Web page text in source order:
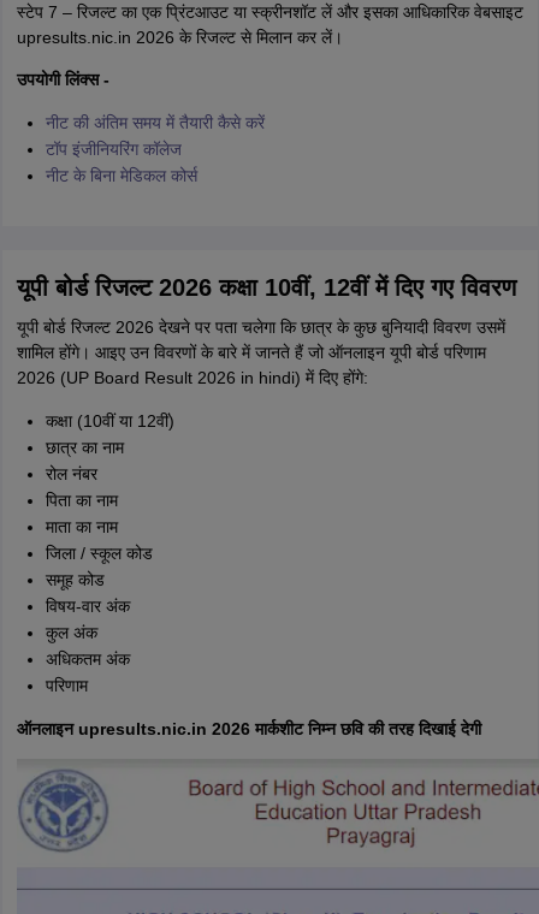
स्टेप 7 – रिजल्ट का एक प्रिंटआउट या स्क्रीनशॉट लें और इसका आधिकारिक वेबसाइट
upresults.nic.in 2026 के रिजल्ट से मिलान कर लें।
उपयोगी लिंक्स -
नीट की अंतिम समय में तैयारी कैसे करें
टॉप इंजीनियरिंग कॉलेज
नीट के बिना मेडिकल कोर्स
यूपी बोर्ड रिजल्ट 2026 कक्षा 10वीं, 12वीं में दिए गए विवरण
यूपी बोर्ड रिजल्ट 2026 देखने पर पता चलेगा कि छात्र के कुछ बुनियादी विवरण उसमें
शामिल होंगे। आइए उन विवरणों के बारे में जानते हैं जो ऑनलाइन यूपी बोर्ड परिणाम
2026 (UP Board Result 2026 in hindi) में दिए होंगे:
कक्षा (10वीं या 12वीं)
छात्र का नाम
रोल नंबर
पिता का नाम
माता का नाम
जिला / स्कूल कोड
समूह कोड
विषय-वार अंक
कुल अंक
अधिकतम अंक
परिणाम
ऑनलाइन upresults.nic.in 2026 मार्कशीट निम्न छवि की तरह दिखाई देगी